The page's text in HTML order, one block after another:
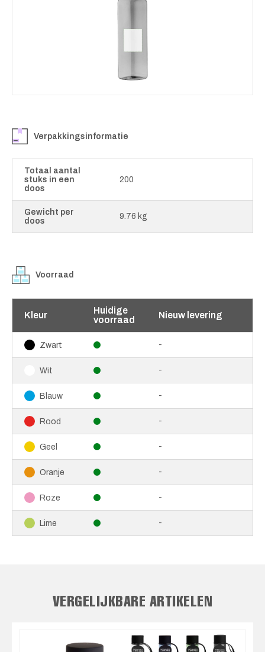
Verpakkingsinformatie
Totaal aantal
stuks in een
doos
200
Gewicht per
doos
9.76 kg
Voorraad
Kleur
Huidige
voorraad
Nieuw levering
Zwart -
Wit -
Blauw -
Rood -
Geel -
Oranje -
Roze -
Lime -
VERGELIJKBARE ARTIKELEN